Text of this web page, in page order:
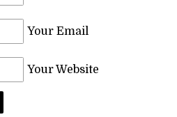
Your Email
Your Website